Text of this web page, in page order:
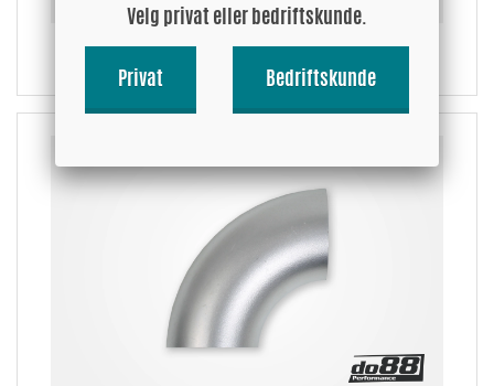
90 grader, kort radius
Velg privat eller bedriftskunde.
Privat Bedriftskunde